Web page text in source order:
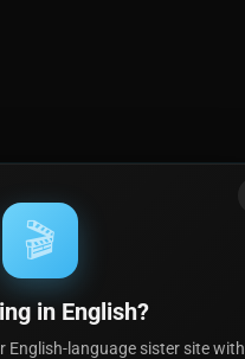
🎬
in English?
English-language sister site with